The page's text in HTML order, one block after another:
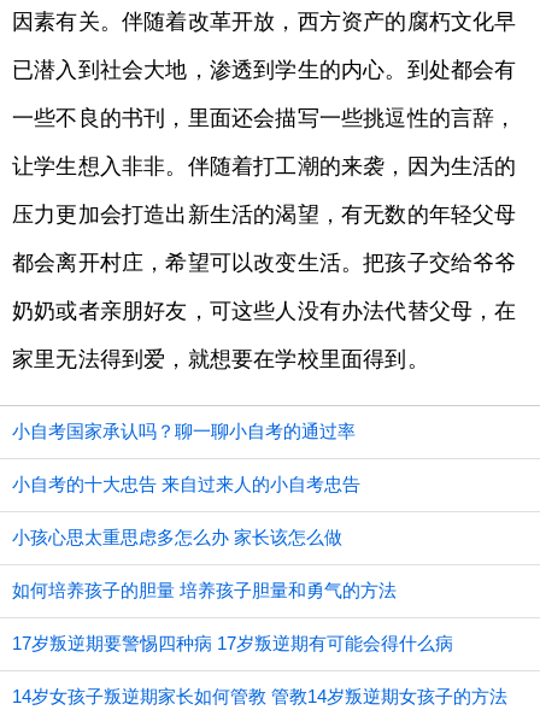
因素有关。伴随着改革开放，西方资产的腐朽文化早
已潜入到社会大地，渗透到学生的内心。到处都会有
一些不良的书刊，里面还会描写一些挑逗性的言辞，
让学生想入非非。伴随着打工潮的来袭，因为生活的
压力更加会打造出新生活的渴望，有无数的年轻父母
都会离开村庄，希望可以改变生活。把孩子交给爷爷
奶奶或者亲朋好友，可这些人没有办法代替父母，在
家里无法得到爱，就想要在学校里面得到。
小自考国家承认吗？聊一聊小自考的通过率
小自考的十大忠告 来自过来人的小自考忠告
小孩心思太重思虑多怎么办 家长该怎么做
如何培养孩子的胆量 培养孩子胆量和勇气的方法
17岁叛逆期要警惕四种病 17岁叛逆期有可能会得什么病
14岁女孩子叛逆期家长如何管教 管教14岁叛逆期女孩子的方法